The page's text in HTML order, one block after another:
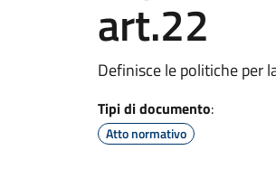
art.22
Definisce le politiche per
Tipi di documento:
Atto normativo